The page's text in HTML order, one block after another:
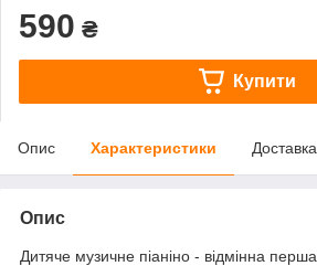
590 ₴
Купити
Опис Характеристики Доставка
Опис
Дитяче музичне піаніно - відмінна перша